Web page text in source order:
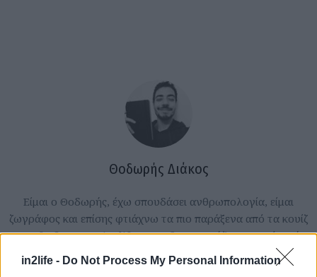
in2life - Do Not Process My Personal Information
Θοδωρής Διάκος
Είμαι ο Θοδωρής, έχω σπουδάσει ανθρωπολογία, είμαι
ζωγράφος και επίσης φτιάχνω τα πιο παράξενα από τα κουίζ
που θα βρεις στο in2life. Όταν δεν ετοιμάζω την επόμενή
μου έκθεση, θα με βρεις να τρέχω επιτραπέζια παιχνίδια
ρόλων, να τεστάρω συνταγές και να μαζεύω παλιά περιοδικά